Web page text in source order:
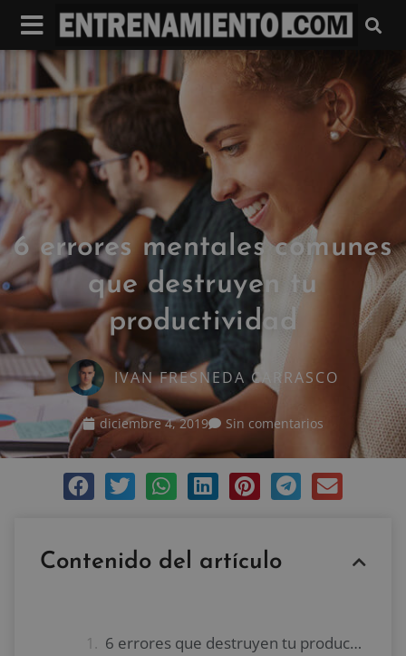
6 errores mentales comunes
que destruyen tu
productividad
IVAN FRESNEDA CARRASCO
diciembre 4, 2019 Sin comentarios
Contenido del artículo
6 errores que destruyen tu productividad